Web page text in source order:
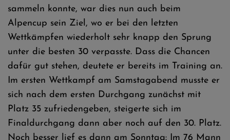
sammeln konnte, war dies nun auch beim
Alpencup sein Ziel, wo er bei den letzten
Wettkämpfen wiederholt sehr knapp den Sprung
unter die besten 30 verpasste. Dass die Chancen
dafür gut stehen, deutete er bereits im Training an.
Im ersten Wettkampf am Samstagabend musste er
sich nach dem ersten Durchgang zunächst mit
Platz 35 zufriedengeben, steigerte sich im
Finaldurchgang dann aber noch auf den 30. Platz.
Noch besser lief es dann am Sonntag: Im 76 Mann